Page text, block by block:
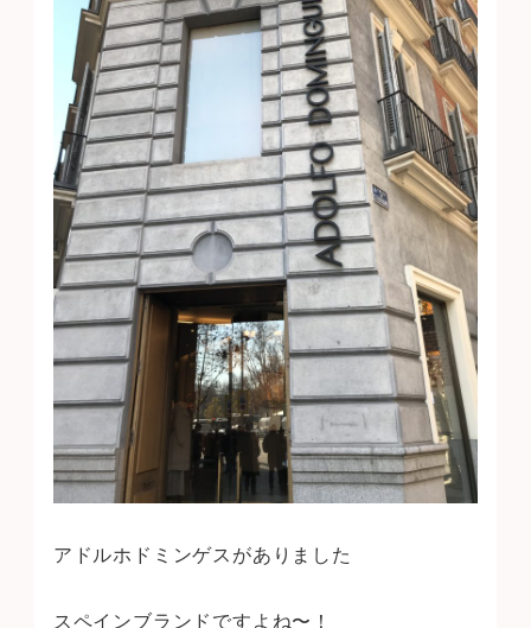
アドルホドミンゲスがありました
スペインブランドですよね〜！